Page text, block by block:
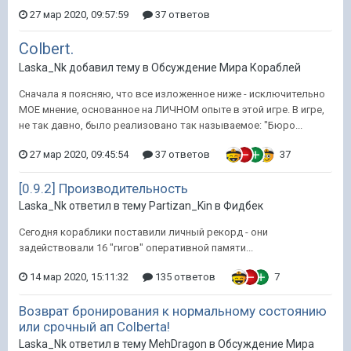
27 мар 2020, 09:57:59 37 ответов
Сolbert.
Laska_Nk добавил тему в Обсуждение Мира Кораблей
Сначала я поясняю, что все изложенное ниже - исключительно
МОЕ мнение, основанное на ЛИЧНОМ опыте в этой игре. В игре,
не так давно, было реализовано так называемое: "Бюро...
27 мар 2020, 09:45:54 37 ответов 37
[0.9.2] Производительность
Laska_Nk ответил в тему Partizan_Kin в Фидбек
Сегодня кораблики поставили личный рекорд - они
задействовали 16 "гигов" оперативной памяти...
14 мар 2020, 15:11:32 135 ответов 7
Возврат бронирования к нормальному состоянию
или срочный ап Colberta!
Laska_Nk ответил в тему MehDragon в Обсуждение Мира